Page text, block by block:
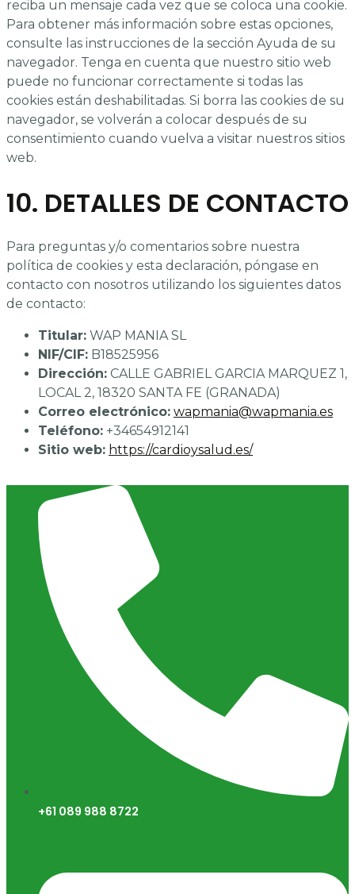
reciba un mensaje cada vez que se coloca una cookie.
Para obtener más información sobre estas opciones,
consulte las instrucciones de la sección Ayuda de su
navegador. Tenga en cuenta que nuestro sitio web
puede no funcionar correctamente si todas las
cookies están deshabilitadas. Si borra las cookies de su
navegador, se volverán a colocar después de su
consentimiento cuando vuelva a visitar nuestros sitios
web.
10. DETALLES DE CONTACTO
Para preguntas y/o comentarios sobre nuestra
política de cookies y esta declaración, póngase en
contacto con nosotros utilizando los siguientes datos
de contacto:
Titular: WAP MANIA SL
NIF/CIF: B18525956
Dirección: CALLE GABRIEL GARCIA MARQUEZ 1,
LOCAL 2, 18320 SANTA FE (GRANADA)
Correo electrónico: wapmania@wapmania.es
Teléfono: +34654912141
Sitio web: https://cardioysalud.es/
+61 089 988 8722